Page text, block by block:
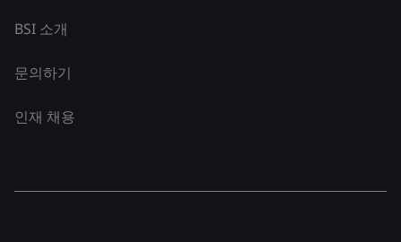
BSI 소개
문의하기
인재 채용